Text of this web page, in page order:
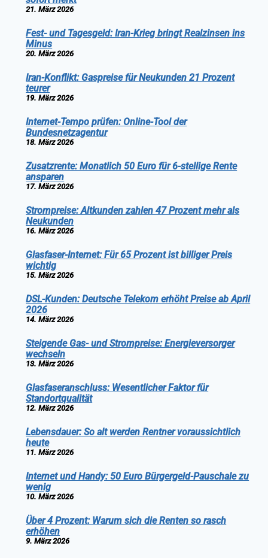
21. März 2026
Fest- und Tagesgeld: Iran-Krieg bringt Realzinsen ins
Minus
20. März 2026
Iran-Konflikt: Gaspreise für Neukunden 21 Prozent
teurer
19. März 2026
Internet-Tempo prüfen: Online-Tool der
Bundesnetzagentur
18. März 2026
Zusatzrente: Monatlich 50 Euro für 6-stellige Rente
ansparen
17. März 2026
Strompreise: Altkunden zahlen 47 Prozent mehr als
Neukunden
16. März 2026
Glasfaser-Internet: Für 65 Prozent ist billiger Preis
wichtig
15. März 2026
DSL-Kunden: Deutsche Telekom erhöht Preise ab April
2026
14. März 2026
Steigende Gas- und Strompreise: Energieversorger
wechseln
13. März 2026
Glasfaseranschluss: Wesentlicher Faktor für
Standortqualität
12. März 2026
Lebensdauer: So alt werden Rentner voraussichtlich
heute
11. März 2026
Internet und Handy: 50 Euro Bürgergeld-Pauschale zu
wenig
10. März 2026
Über 4 Prozent: Warum sich die Renten so rasch
erhöhen
9. März 2026